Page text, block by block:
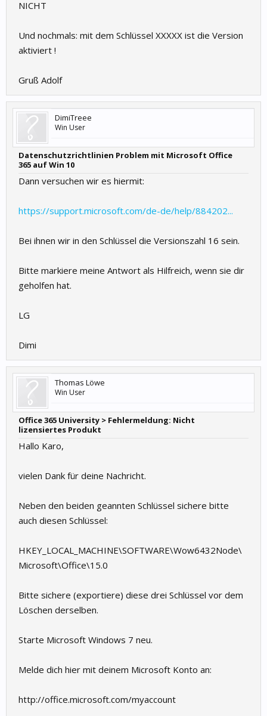
NICHT
Und nochmals: mit dem Schlüssel XXXXX ist die Version
aktiviert !
Gruß Adolf
DimiTreee
Win User
Datenschutzrichtlinien Problem mit Microsoft Office
365 auf Win 10
Dann versuchen wir es hiermit:
https://support.microsoft.com/de-de/help/884202...
Bei ihnen wir in den Schlüssel die Versionszahl 16 sein.
Bitte markiere meine Antwort als Hilfreich, wenn sie dir
geholfen hat.
LG
Dimi
Thomas Löwe
Win User
Office 365 University > Fehlermeldung: Nicht
lizensiertes Produkt
Hallo Karo,
vielen Dank für deine Nachricht.
Neben den beiden geannten Schlüssel sichere bitte
auch diesen Schlüssel:
HKEY_LOCAL_MACHINE\SOFTWARE\Wow6432Node\
Microsoft\Office\15.0
Bitte sichere (exportiere) diese drei Schlüssel vor dem
Löschen derselben.
Starte Microsoft Windows 7 neu.
Melde dich hier mit deinem Microsoft Konto an:
http://office.microsoft.com/myaccount